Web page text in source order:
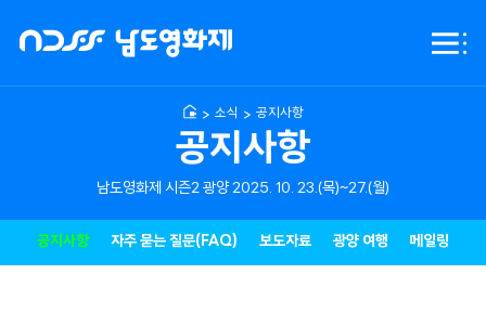
NDFF
남도영화제
전체
공지사항
남도영화제 시즌2 광양 2025. 10. 23.(목)~27.(월)
소식 공지사항
공지사항 자주 묻는 질문(FAQ) 보도자료 광양 여행 메일링